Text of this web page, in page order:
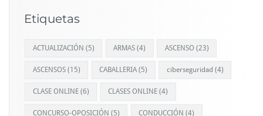
Etiquetas
ACTUALIZACIÓN (5) ARMAS (4) ASCENSO (23)
ASCENSOS(15) CABALLERIA (5) ciberseguridad (4)
CLASE ONLINE(6) CLASES ONLINE (4)
CONCURSO-OPOSICIÓN (5) CONDUCCIÓN (4)